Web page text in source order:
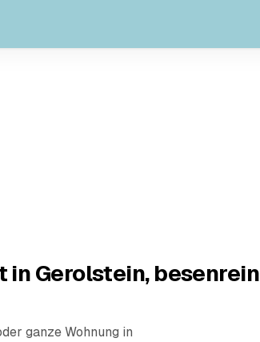
Gerolstein, besenrein
ganze Wohnung in